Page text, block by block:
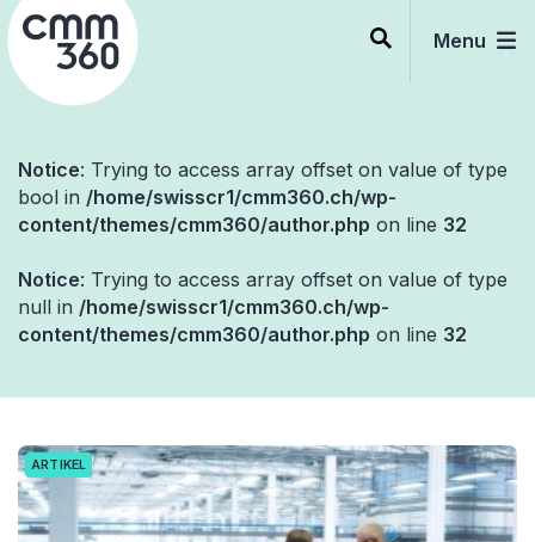
Skip
to
content
Menu
Notice: Trying to access array offset on value of type
bool in /home/swisscr1/cmm360.ch/wp-
content/themes/cmm360/author.php on line 32
Notice: Trying to access array offset on value of type
null in /home/swisscr1/cmm360.ch/wp-
content/themes/cmm360/author.php on line 32
ARTIKEL